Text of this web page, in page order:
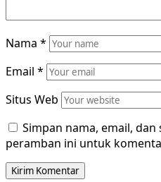
Nama *
Email *
Situs Web
Simpan nama, email, dan
peramban ini untuk